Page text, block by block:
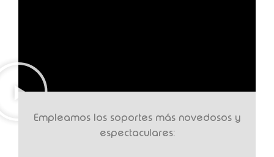
Empleamos los soportes más novedosos y
espectaculares: